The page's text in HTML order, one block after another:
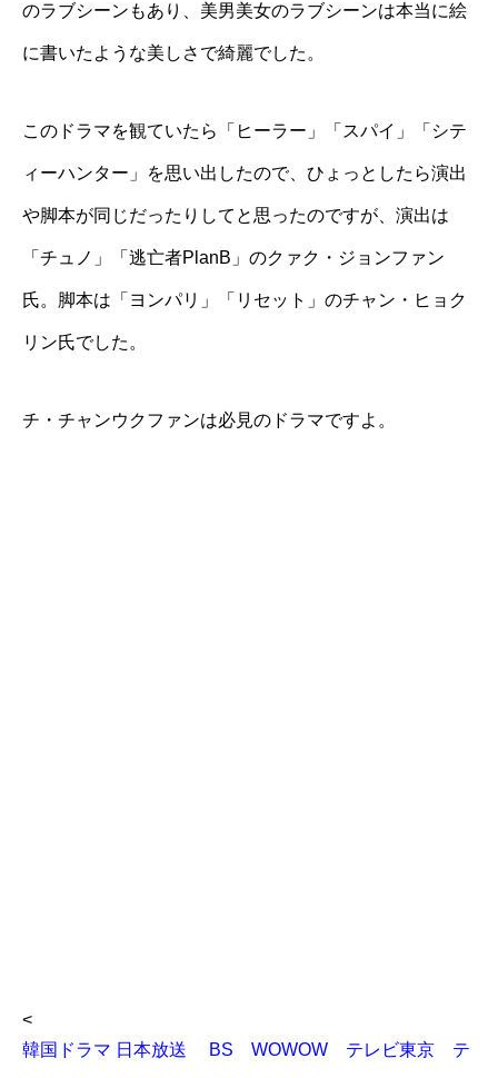
のラブシーンもあり、美男美女のラブシーンは本当に絵
に書いたような美しさで綺麗でした。
このドラマを観ていたら「ヒーラー」「スパイ」「シテ
ィーハンター」を思い出したので、ひょっとしたら演出
や脚本が同じだったりしてと思ったのですが、演出は
「チュノ」「逃亡者PlanB」のクァク・ジョンファン
氏。脚本は「ヨンパリ」「リセット」のチャン・ヒョク
リン氏でした。
チ・チャンウクファンは必見のドラマですよ。
<
韓国ドラマ 日本放送 BS WOWOW テレビ東京 テ